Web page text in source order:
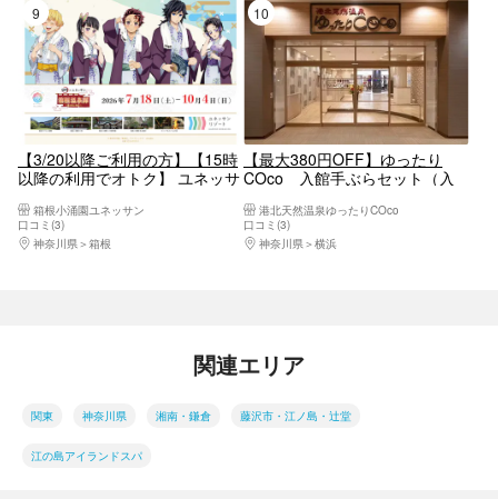
9位
【3/20以降ご利用の方】【15時
以降の利用でオトク】 ユネッサ
【6974】
箱根小涌園ユネッサン
口コミ(3)
神奈川県
箱根
10位
【最大380円OFF】ゆったり
COco 入館手ぶらセット（入
大・小）
港北天然温泉ゆったりCOco
口コミ(3)
神奈川県
横浜
関連エリア
関東 神奈川県 湘南・鎌倉 藤沢市・江ノ島・辻堂
江の島アイランドスパ